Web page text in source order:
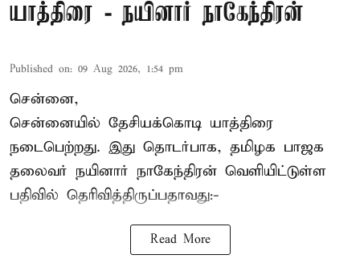
யாத்திரை - நயினார் நாகேந்திரன்
Published on: 09 Aug 2026, 1:54 pm
சென்னை,
சென்னையில் தேசியக்கொடி யாத்திரை
நடைபெற்றது. இது தொடர்பாக, தமிழக பாஜக
தலைவர் நயினார் நாகேந்திரன் வெளியிட்டுள்ள
பதிவில் தெரிவித்திருப்பதாவது:-
Read More